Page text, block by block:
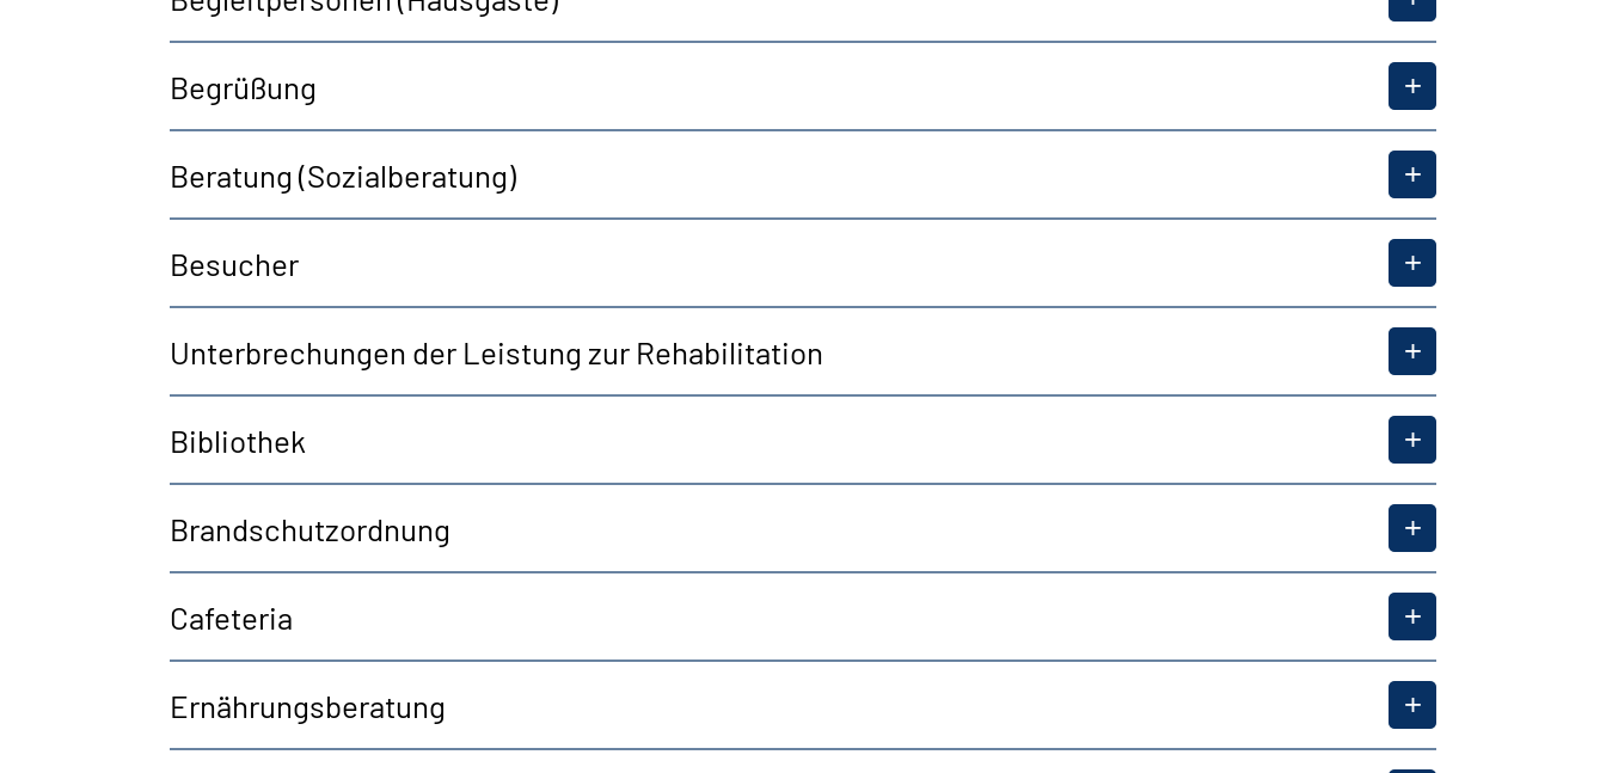
Begrüßung
Beratung (Sozialberatung)
Besucher
Unterbrechungen der Leistung zur Rehabilitation
Bibliothek
Brandschutzordnung
Cafeteria
Ernährungsberatung